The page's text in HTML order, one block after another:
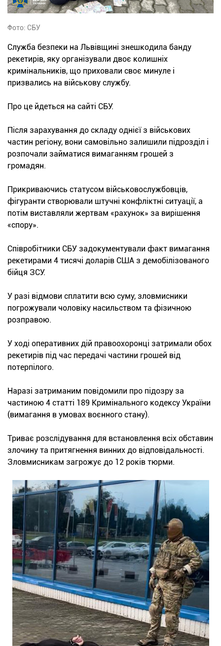
Фото: СБУ
Служба безпеки на Львівщині знешкодила банду
рекетирів, яку організували двоє колишніх
кримінальників, що приховали своє минуле і
призвались на військову службу.
Про це йдеться на сайті СБУ.
Після зарахування до складу однієї з військових
частин регіону, вони самовільно залишили підрозділ і
розпочали займатися вимаганням грошей з
громадян.
Прикриваючись статусом військовослужбовців,
фігуранти створювали штучні конфліктні ситуації, а
потім виставляли жертвам «рахунок» за вирішення
«спору».
Співробітники СБУ задокументували факт вимагання
рекетирами 4 тисячі доларів США з демобілізованого
бійця ЗСУ.
У разі відмови сплатити всю суму, зловмисники
погрожували чоловіку насильством та фізичною
розправою.
У ході оперативних дій правоохоронці затримали обох
рекетирів під час передачі частини грошей від
потерпілого.
Наразі затриманим повідомили про підозру за
частиною 4 статті 189 Кримінального кодексу України
(вимагання в умовах воєнного стану).
Триває розслідування для встановлення всіх обставин
злочину та притягнення винних до відповідальності.
Зловмисникам загрожує до 12 років тюрми.